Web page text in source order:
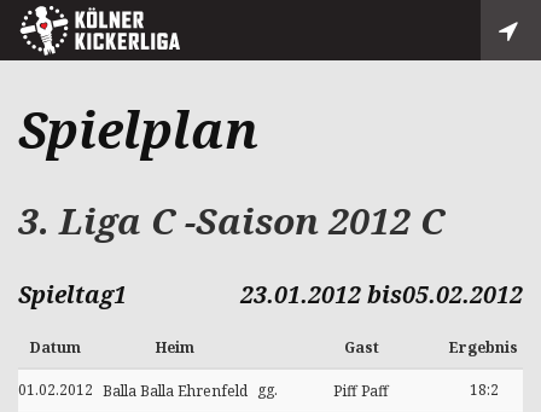
Spielplan
3. Liga C -Saison 2012 C
Spieltag1 23.01.2012 bis05.02.2012
Datum Heim Gast Ergebnis
01.02.2012 Balla Balla Ehrenfeld gg. Piff Paff 18:2